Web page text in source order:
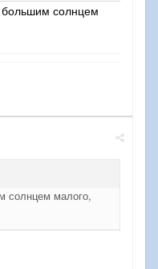
большим солнцем
солнцем малого,